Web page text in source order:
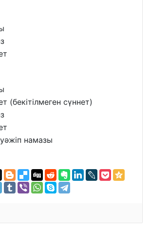
(бекітілмеген сүннет)
намазы